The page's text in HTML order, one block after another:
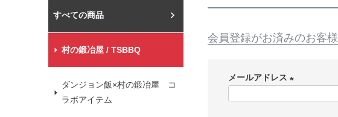
村の鍛冶屋本店
村の鍛冶屋 / TSBBQ
ダンジョン飯×村の鍛冶屋 コ
ラボアイテム
会員登録がお済みのお客様
メールアドレス